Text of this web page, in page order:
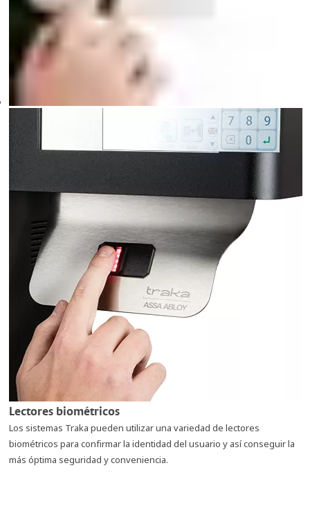
Lectores biométricos
Los sistemas Traka pueden utilizar una variedad de lectores
biométricos para confirmar la identidad del usuario y así conseguir la
más óptima seguridad y conveniencia.